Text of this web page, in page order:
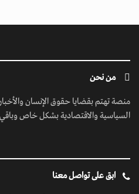
من نحن
منصة تهتم بقضايا حقوق الإنسان
السياسية والاقتصادية بشكل خاص
ابق على تواصل معنا